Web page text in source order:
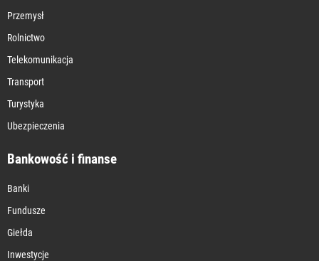
Przemysł
Rolnictwo
Telekomunikacja
Transport
Turystyka
Ubezpieczenia
Bankowość i finanse
Banki
Fundusze
Giełda
Inwestycje